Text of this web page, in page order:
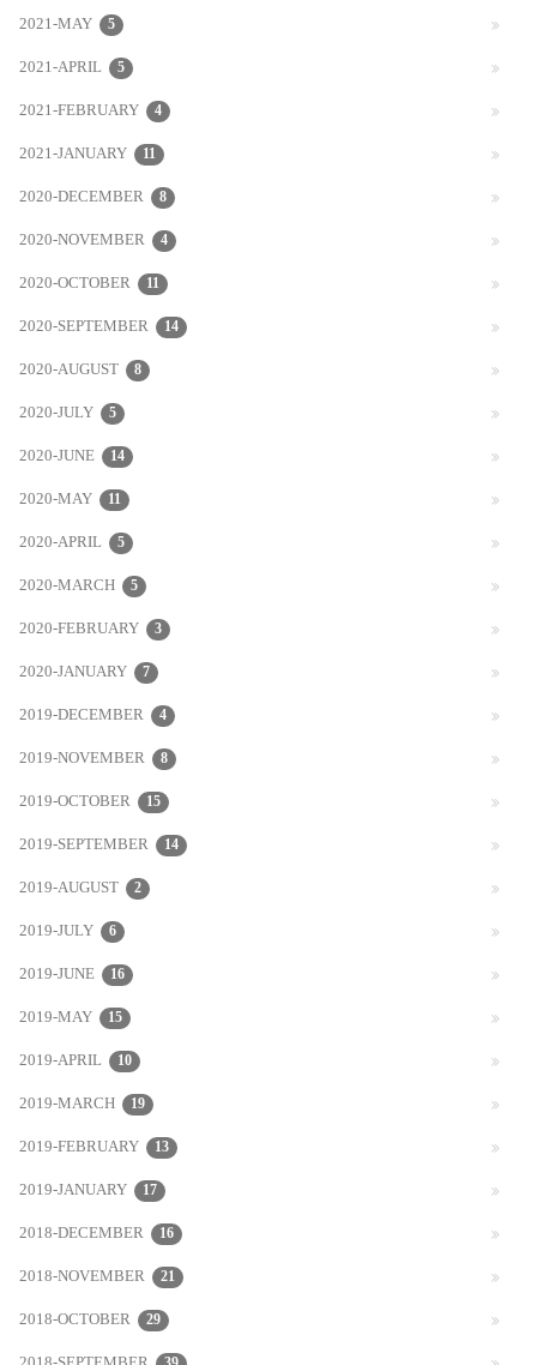
2021-MAY 5
2021-APRIL 5
2021-FEBRUARY 4
2021-JANUARY 11
2020-DECEMBER 8
2020-NOVEMBER 4
2020-OCTOBER 11
2020-SEPTEMBER 14
2020-AUGUST 8
2020-JULY 5
2020-JUNE 14
2020-MAY 11
2020-APRIL 5
2020-MARCH 5
2020-FEBRUARY 3
2020-JANUARY 7
2019-DECEMBER 4
2019-NOVEMBER 8
2019-OCTOBER 15
2019-SEPTEMBER 14
2019-AUGUST 2
2019-JULY 6
2019-JUNE 16
2019-MAY 15
2019-APRIL 10
2019-MARCH 19
2019-FEBRUARY 13
2019-JANUARY 17
2018-DECEMBER 16
2018-NOVEMBER 21
2018-OCTOBER 29